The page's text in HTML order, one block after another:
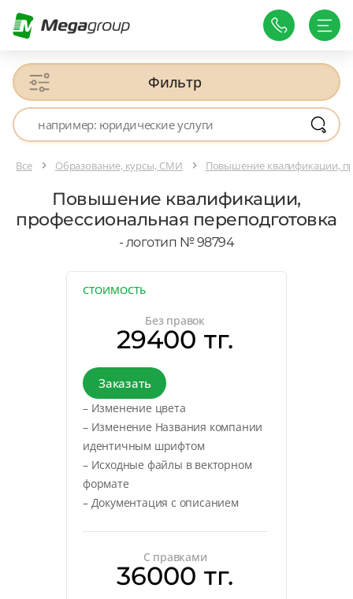
Фильтр
Все Образование, курсы, СМИ Повышение квалификации,
Повышение квалификации,
профессиональная переподготовка
- логотип № 98794
СТОИМОСТЬ
Без правок
29400 тг.
Заказать
– Изменение цвета
– Изменение Названия компании
идентичным шрифтом
– Исходные файлы в векторном
формате
– Документация с описанием
С правками
36000 тг.